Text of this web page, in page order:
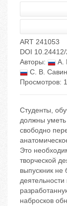
ART 241053
DOI
Авторы:
А.
С. В.
Просмотров:
Студенты,
должны уметь
свободно
Это
творческой
выпускник не
набросков